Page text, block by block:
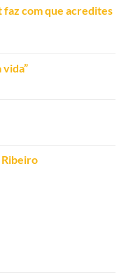
faz com que acredites
vida”
Ribeiro